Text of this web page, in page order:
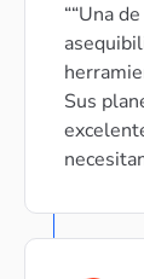
“Una
Sus